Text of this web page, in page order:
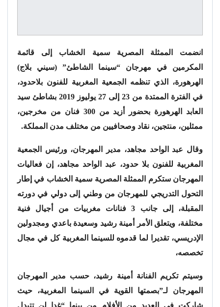
انضمت الممثلة المصرية سمية الخشاب إلى قائمة
المكرمين في مهرجان “سينما الشاطئ” (سيني بلاج)
الهرهورة، الذي تنظمه الجمعية المغربية للفنون بلاحدود،
في الفترة الممتدة من 23 إلى 27 يوليوز 2019 بشاطئ سيد
العابد الهرهورة بحضور أزيد من 300 فنان من مخرجين،
ممثلين، منتجين، نقاد وصحافيين من مختلف مدن المملكة.
وقال عبد الواحد مجاهد، مدير المهرجان، ورئيس الجمعية
المغربية للفنون بلا حدود، عبد الواحد مجاهد، إن فعاليات
المهرجان ستكرم الممثلة المصرية سمية الخشاب في إطار
التحول التدريجي للمهرجان من وطني إلى دولي في دورته
المقبلة، إلى جانب 3 فنانات مغربيات من أجيال فنية
مختلفة، ويتعلق الأمر أمينة رشيد وسعيدة باعدي ومجدولين
الإدريسي، تقديرا لما قدموه للسينما المغربية كل في مجال
تخصصه،
وسيتم تكريم الفنانة أمينة رشيد، حسب مدير المهرجان
المهرجان لـ”بصمتها القوية في السينما المغربية، حيث